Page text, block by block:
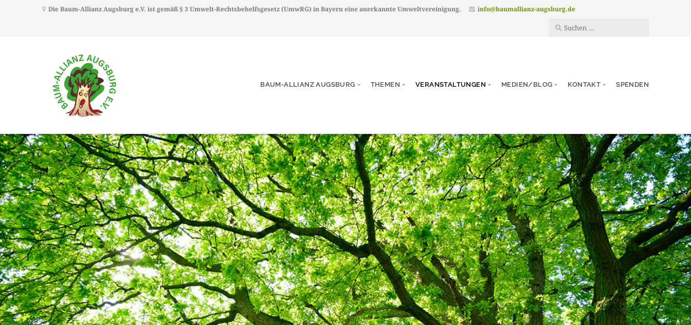
Die Baum-Allianz Augsburg e.V. ist gemäß § 3 Umwelt-Rechtsbehelfsgesetz (UmwRG) in Bayern eine anerkannte Umweltvereinigung. info@baumallianz-augsburg.de
BAUM-ALLIANZ AUGSBURG THEMEN VERANSTALTUNGEN MEDIEN/BLOG KONTAKT SPENDEN